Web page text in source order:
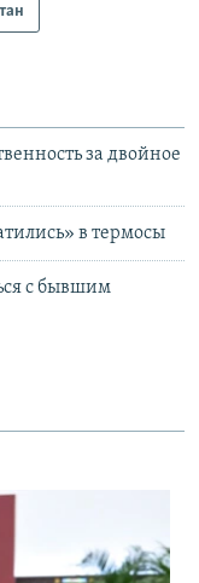
за двойное
в термосы
с бывшим